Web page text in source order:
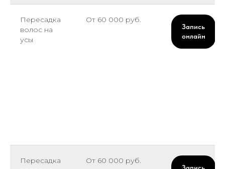
Пересадка
волос на
усы
От 60 000 руб.
Запись
онлайн
Пересадка
От 60 000 руб.